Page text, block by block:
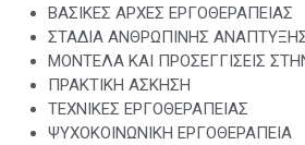
ΒΑΣΙΚΕΣ ΑΡΧΕΣ ΕΡΓΟΘΕΡΑΠΕΙΑΣ
ΣΤΑΔΙΑ ΑΝΘΡΩΠΙΝΗΣ
ΜΟΝΤΕΛΑ ΚΑΙ ΠΡΟΣΕΓΓΙΣΕΙΣ
ΠΡΑΚΤΙΚΗ ΑΣΚΗΣΗ
ΤΕΧΝΙΚΕΣ ΕΡΓΟΘΕΡΑΠΕΙΑΣ
ΨΥΧΟΚΟΙΝΩΝΙΚΗ ΕΡΓΟΘΕΡΑΠΕΙΑ